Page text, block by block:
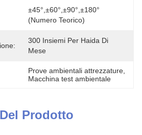
±45°,±60°,±90°,±180°
(numero Teorico)
300 Insiemi Per Haida Di
Mese
Prove ambientali attrezzature
Macchina test ambientale
Prodotto